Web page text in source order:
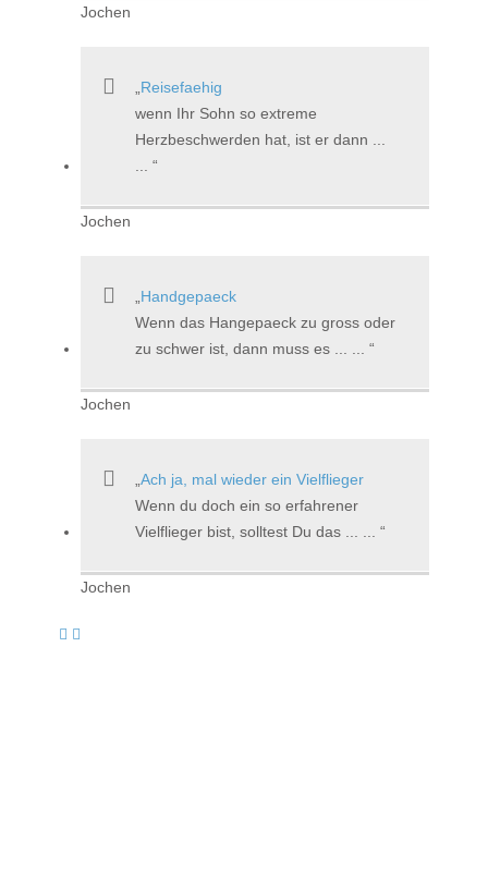
Jochen
Reisefaehig
wenn Ihr Sohn so extreme
Herzbeschwerden hat, ist er dann ...
Jochen
Handgepaeck
Wenn das Hangepaeck zu gross oder
zu schwer ist, dann muss es ... ...
Jochen
Ach ja, mal wieder ein Vielflieger
Wenn du doch ein so erfahrener
Vielflieger bist, solltest Du das ... ...
Jochen